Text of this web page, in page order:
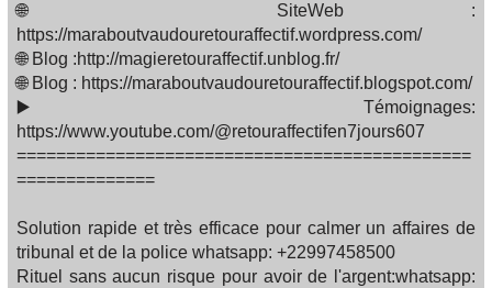
🌐 SiteWeb :
https://maraboutvaudouretouraffectif.wordpress.com/
🌐 Blog :http://magieretouraffectif.unblog.fr/
🌐 Blog : https://maraboutvaudouretouraffectif.blogspot.com/
▶️ Témoignages:
https://www.youtube.com/@retouraffectifen7jours607
==============================================
==============
Solution rapide et très efficace pour calmer un affaires de
tribunal et de la police whatsapp: +22997458500
Rituel sans aucun risque pour avoir de l'argent:whatsapp: